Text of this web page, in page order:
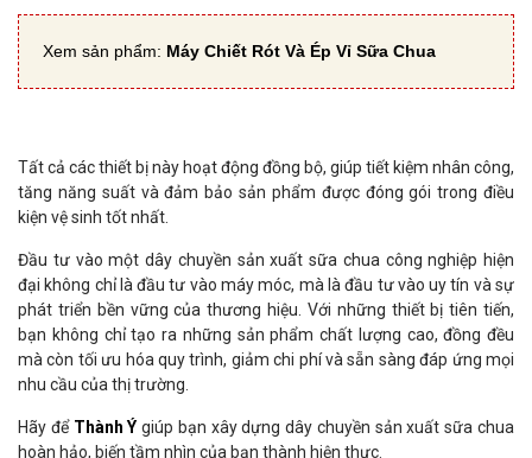
Xem sản phẩm: Máy Chiết Rót Và Ép Vỉ Sữa Chua
Tất cả các thiết bị này hoạt động đồng bộ, giúp tiết kiệm nhân công,
tăng năng suất và đảm bảo sản phẩm được đóng gói trong điều
kiện vệ sinh tốt nhất.
Đầu tư vào một dây chuyền sản xuất sữa chua công nghiệp hiện
đại không chỉ là đầu tư vào máy móc, mà là đầu tư vào uy tín và sự
phát triển bền vững của thương hiệu. Với những thiết bị tiên tiến,
bạn không chỉ tạo ra những sản phẩm chất lượng cao, đồng đều
mà còn tối ưu hóa quy trình, giảm chi phí và sẵn sàng đáp ứng mọi
nhu cầu của thị trường.
Hãy để Thành Ý giúp bạn xây dựng dây chuyền sản xuất sữa chua
hoàn hảo, biến tầm nhìn của bạn thành hiện thực.